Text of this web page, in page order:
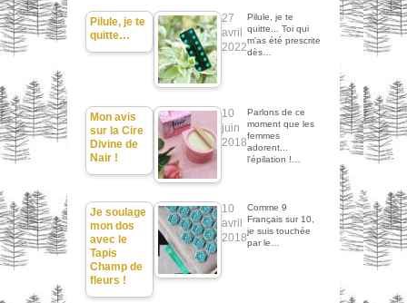
Pilule, je te
quitte…
27
avril
2022
Pilule, je te
quitte... Toi qui
m'as été prescrite
dès…
Mon avis
sur la Cire
Divine de
Nair !
10
juin
2018
Parlons de ce
moment que les
femmes
adorent...
l'épilation !…
Je soulage
mon dos
avec le
Tapis
Champ de
fleurs !
10
avril
2018
Comme 9
Français sur 10,
je suis touchée
par le…